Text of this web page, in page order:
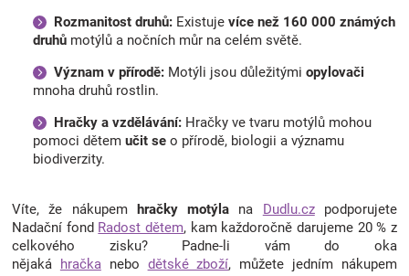
Rozmanitost druhů:Existuje více než 160 000 známých
druhů motýlů a nočních můr na celém světě.
Význam v přírodě:Motýli jsou důležitými opylovači
mnoha druhů rostlin.
Hračky a vzdělávání:Hračky ve tvaru motýlů mohou
pomoci dětem učit seo přírodě, biologii a významu
biodiverzity.
Víte, že nákupem hračky motýla na Dudlu.czpodporujete
Nadační fond Radost dětem, kam každoročně darujeme 20 % z
celkového zisku? Padne-li vám do oka
nějaká hračkanebo dětské zboží, můžete jedním nákupem